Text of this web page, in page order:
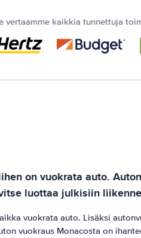
vertaamme kaikkia tunnettuja
on vuokrata auto.
luottaa julkisiin
vuokrata auto. Lisäksi
vuokraus Monacosta on